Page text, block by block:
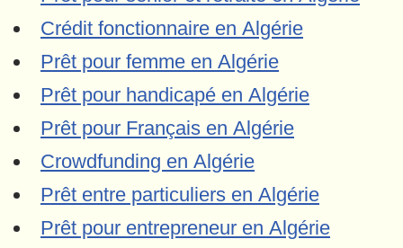
Crédit fonctionnaire en Algérie
Prêt pour femme en Algérie
Prêt pour handicapé en Algérie
Prêt pour Français en Algérie
Crowdfunding en Algérie
Prêt entre particuliers en Algérie
Prêt pour entrepreneur en Algérie